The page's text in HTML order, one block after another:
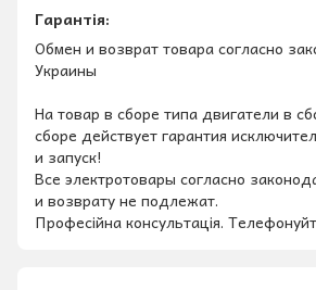
Гарантія:
Обмен и возврат товара согласно
Украины
На товар в сборе типа двигатели в
сборе действует гарантия
и запуск!
Все электротовары согласно
и возврату не подлежат.
Професійна консультація.